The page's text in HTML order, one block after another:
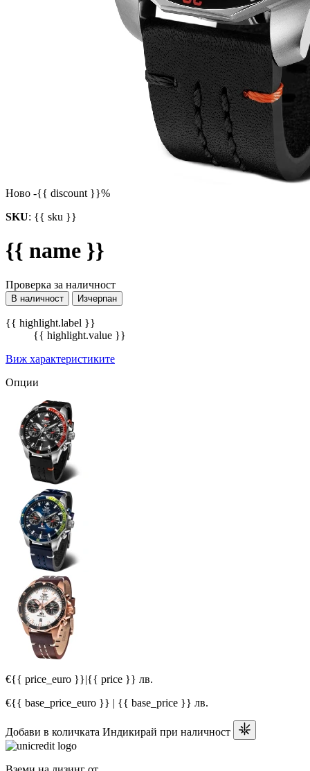
Ново -{{ discount }}%
SKU: {{ sku }}
{{ name }}
Проверка за наличност
В наличност Изчерпан
{{ highlight.label }}
{{ highlight.value }}
Виж характеристиките
Опции
€{{ price_euro }}|{{ price }} лв.
€{{ base_price_euro }} | {{ base_price }} лв.
Добави в количката Индикирай при наличност